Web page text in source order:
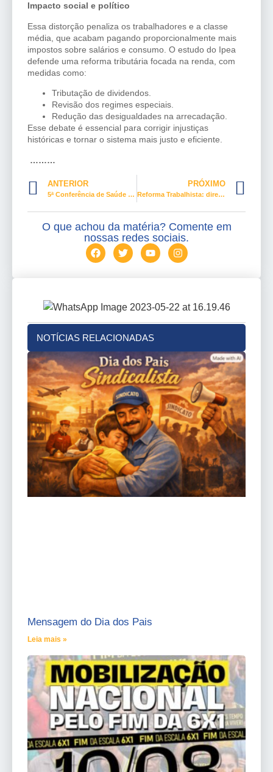
Impacto social e político
Essa distorção penaliza os trabalhadores e a classe
média, que acabam pagando proporcionalmente mais
impostos sobre salários e consumo. O estudo do Ipea
defende uma reforma tributária focada na renda, com
medidas como:
Tributação de dividendos.
Revisão dos regimes especiais.
Redução das desigualdades na arrecadação.
Esse debate é essencial para corrigir injustiças
históricas e tornar o sistema mais justo e eficiente.
………
ANTERIOR
5ª Conferência de Saúde do Trabalhador reforça políticas de proteção e inclusão
PRÓXIMO
Reforma Trabalhista: direitos, desafios e resistências desde 2017
O que achou da matéria? Comente em
nossas redes sociais.
NOTÍCIAS RELACIONADAS
Mensagem do Dia dos Pais
Leia mais »